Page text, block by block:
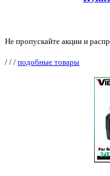
Не пропускайте акции и
/ / / подобные товары